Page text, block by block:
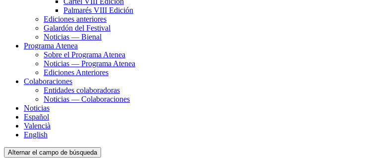
Palmarés VIII Edición
Ediciones anteriores
Galardón del Festival
Noticias — Bienal
Programa Atenea
Sobre el Programa Atenea
Noticias — Programa Atenea
Ediciones Anteriores
Colaboraciones
Entidades colaboradoras
Noticias — Colaboraciones
Noticias
Español
Valencià
English
Alternar el campo de búsqueda